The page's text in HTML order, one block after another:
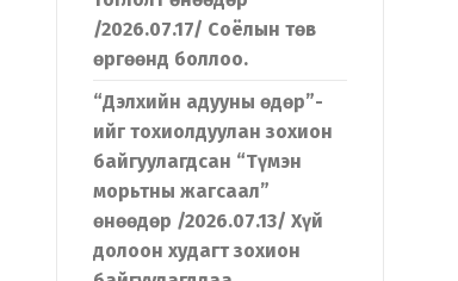
/2026.07.17/ Соёлын төв
өргөөнд боллоо.
“Дэлхийн адууны өдөр”-
ийг тохиолдуулан зохион
байгуулагдсан “Түмэн
морьтны жагсаал”
өнөөдөр /2026.07.13/ Хүй
долоон худагт зохион